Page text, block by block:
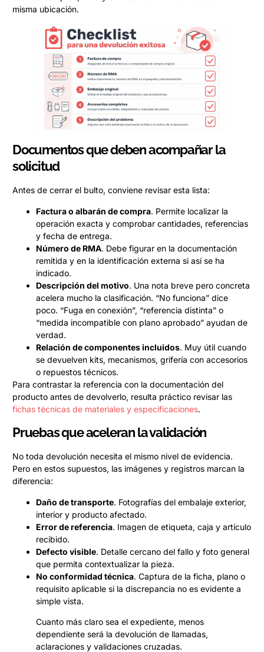
misma ubicación.
Documentos que deben acompañar la
solicitud
Antes de cerrar el bulto, conviene revisar esta lista:
Factura o albarán de compra. Permite localizar la
operación exacta y comprobar cantidades, referencias
y fecha de entrega.
Número de RMA. Debe figurar en la documentación
remitida y en la identificación externa si así se ha
indicado.
Descripción del motivo. Una nota breve pero concreta
acelera mucho la clasificación. “No funciona” dice
poco. “Fuga en conexión”, “referencia distinta” o
“medida incompatible con plano aprobado” ayudan de
verdad.
Relación de componentes incluidos. Muy útil cuando
se devuelven kits, mecanismos, grifería con accesorios
o repuestos técnicos.
Para contrastar la referencia con la documentación del
producto antes de devolverlo, resulta práctico revisar las
fichas técnicas de materiales y especificaciones.
Pruebas que aceleran la validación
No toda devolución necesita el mismo nivel de evidencia.
Pero en estos supuestos, las imágenes y registros marcan la
diferencia:
Daño de transporte. Fotografías del embalaje exterior,
interior y producto afectado.
Error de referencia. Imagen de etiqueta, caja y artículo
recibido.
Defecto visible. Detalle cercano del fallo y foto general
que permita contextualizar la pieza.
No conformidad técnica. Captura de la ficha, plano o
requisito aplicable si la discrepancia no es evidente a
simple vista.
Cuanto más claro sea el expediente, menos
dependiente será la devolución de llamadas,
aclaraciones y validaciones cruzadas.